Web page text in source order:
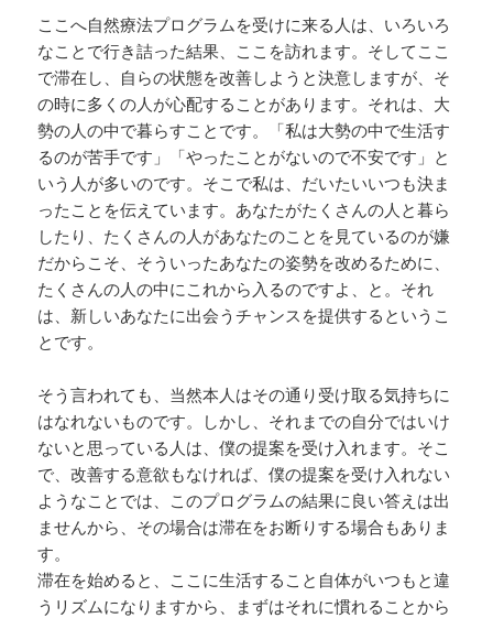
ここへ自然療法プログラムを受けに来る人は、いろいろ
なことで行き詰った結果、ここを訪れます。そしてここ
で滞在し、自らの状態を改善しようと決意しますが、そ
の時に多くの人が心配することがあります。それは、大
勢の人の中で暮らすことです。「私は大勢の中で生活す
るのが苦手です」「やったことがないので不安です」と
いう人が多いのです。そこで私は、だいたいいつも決ま
ったことを伝えています。あなたがたくさんの人と暮ら
したり、たくさんの人があなたのことを見ているのが嫌
だからこそ、そういったあなたの姿勢を改めるために、
たくさんの人の中にこれから入るのですよ、と。それ
は、新しいあなたに出会うチャンスを提供するというこ
とです。
そう言われても、当然本人はその通り受け取る気持ちに
はなれないものです。しかし、それまでの自分ではいけ
ないと思っている人は、僕の提案を受け入れます。そこ
で、改善する意欲もなければ、僕の提案を受け入れない
ようなことでは、このプログラムの結果に良い答えは出
ませんから、その場合は滞在をお断りする場合もありま
す。
滞在を始めると、ここに生活すること自体がいつもと違
うリズムになりますから、まずはそれに慣れることから